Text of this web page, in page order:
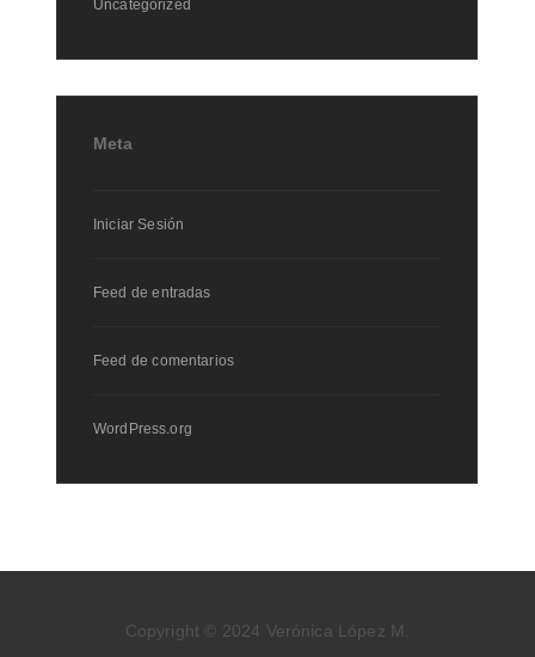
Uncategorized
Meta
Iniciar Sesión
Feed de entradas
Feed de comentarios
WordPress.org
Copyright © 2024 Verónica López M.